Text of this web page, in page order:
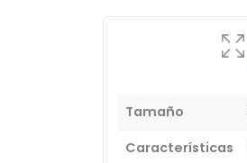
Tamaño
Características